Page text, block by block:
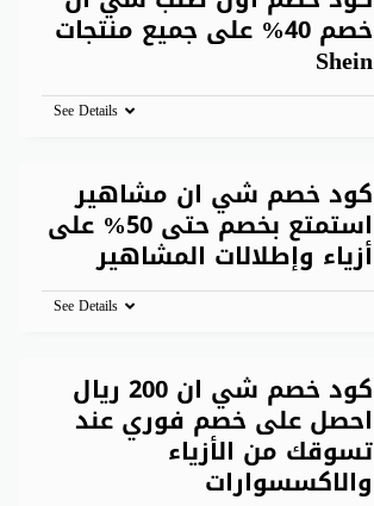
خصم 40% على جميع منتجات
Shein
See Details
كود خصم شي ان مشاهير
استمتع بخصم حتى 50% على
أزياء وإطلالات المشاهير
See Details
كود خصم شي ان 200 ريال
احصل على خصم فوري عند
تسوقك من الأزياء
والاكسسوارات